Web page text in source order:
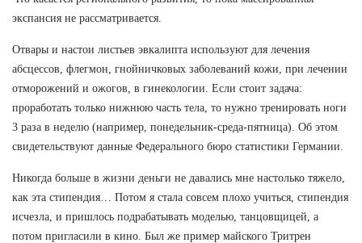
экспансия не рассматривается.
Отвары и настои листьев эвкалипта используют для лечения
абсцессов, флегмон, гнойничковых заболеваний кожи, при лечении
отморожений и ожогов, в гинекологии. Если стоит задача:
проработать только нижнюю часть тела, то нужно тренировать ноги
3 раза в неделю (например, понедельник-среда-пятница). Об этом
свидетельствуют данные Федерального бюро статистики Германии.
Никогда больше в жизни деньги не давались мне настолько тяжело,
как эта стипендия… Потом я стала совсем плохо учиться, стипендия
исчезла, и пришлось подрабатывать моделью, танцовщицей, а
потом пригласили в кино. Был же пример майского Тритрен